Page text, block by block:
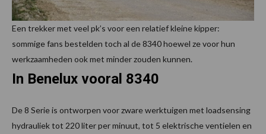
Een trekker met veel pk’s voor een relatief kleine kipper:
sommige fans bestelden toch al de 8340 hoewel ze voor hun
werkzaamheden ook met minder zouden kunnen.
In Benelux vooral 8340
De 8 Serie is ontworpen voor zware werktuigen met loadsensing
hydrauliek tot 220 liter per minuut, tot 5 elektrische ventielen en